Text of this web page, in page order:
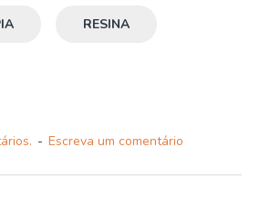
RESINA
- Escreva um comentário